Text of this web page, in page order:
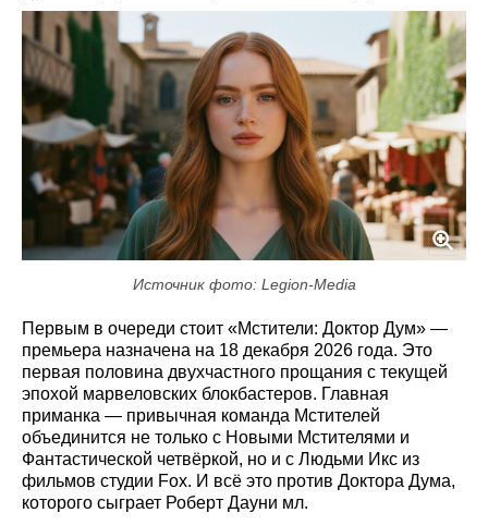
Источник фото: Legion-Media
Первым в очереди стоит «Мстители: Доктор Дум» —
премьера назначена на 18 декабря 2026 года. Это
первая половина двухчастного прощания с текущей
эпохой марвеловских блокбастеров. Главная
приманка — привычная команда Мстителей
объединится не только с Новыми Мстителями и
Фантастической четвёркой, но и с Людьми Икс из
фильмов студии Fox. И всё это против Доктора Дума,
которого сыграет Роберт Дауни мл.